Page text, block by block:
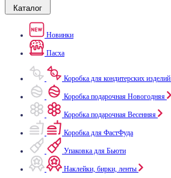
Каталог
Новинки
Пасха
Коробка для кондитерских изделий
Коробка подарочная Новогодняя
Коробка подарочная Весенняя
Коробка для ФастФуда
Упаковка для Бьюти
Наклейки, бирки, ленты